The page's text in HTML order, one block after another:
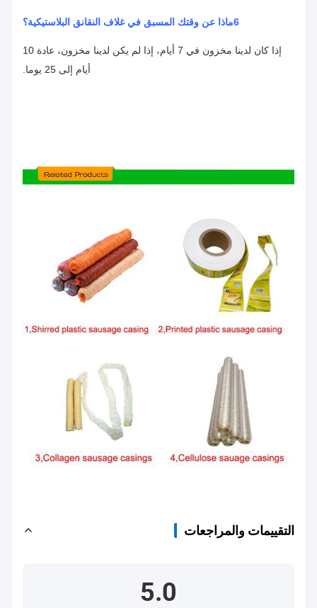
6ماذا عن وقتك المسبق في غلاف النقانق البلاستيكية؟
إذا كان لدينا مخزون في 7 أيام، إذا لم يكن لدينا مخزون، عادة 10
أيام إلى 25 يوما.
التقييمات والمراجعات
5.0